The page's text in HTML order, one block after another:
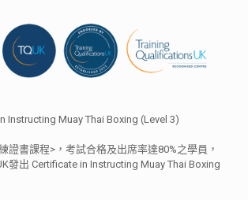
Instructing Muay Thai Boxing (Level 3)
證書課程>，考試合格及出席率達80%之學員，
發出 Certificate in Instructing Muay Thai Boxing